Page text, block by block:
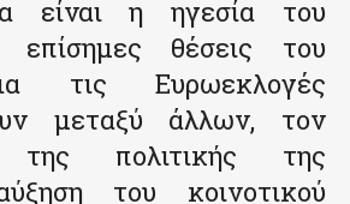
είναι η ηγεσία του
θέσεις του
τις Ευρωεκλογές
μεταξύ άλλων, τον
της πολιτικής της
του κοινοτικού